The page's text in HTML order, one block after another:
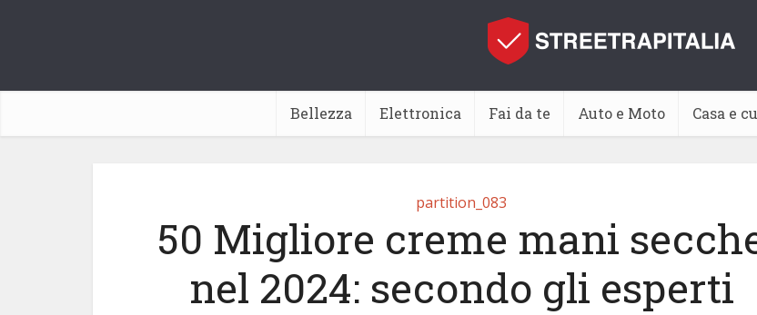
Bellezza Elettronica Fai da te Auto e Moto Casa e
partition_083
50 Migliore creme mani
nel 2024: secondo gli esperti